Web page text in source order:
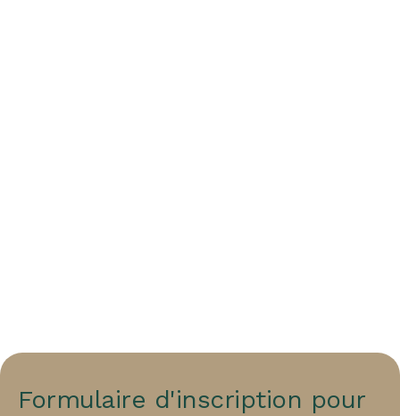
Formulaire d'inscription pour